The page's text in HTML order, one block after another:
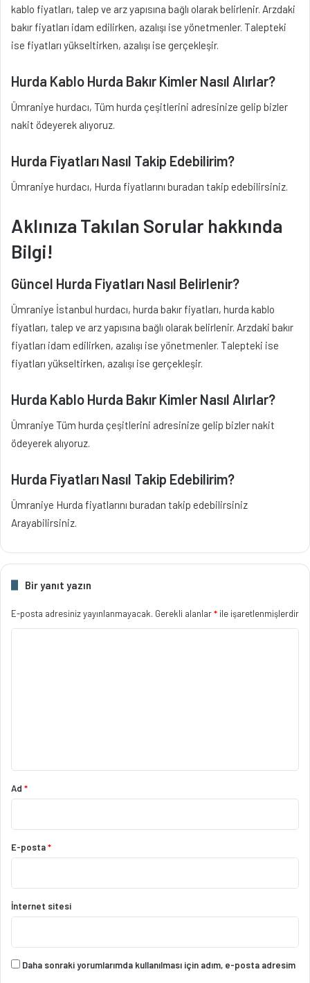
kablo fiyatları, talep ve arz yapısına bağlı olarak belirlenir. Arzdaki
bakır fiyatları idam edilirken, azalışı ise yönetmenler. Talepteki
ise fiyatları yükseltirken, azalışı ise gerçekleşir.
Hurda Kablo Hurda Bakır Kimler Nasıl Alırlar?
Ümraniye hurdacı, Tüm hurda çeşitlerini adresinize gelip bizler
nakit ödeyerek alıyoruz.
Hurda Fiyatları Nasıl Takip Edebilirim?
Ümraniye hurdacı, Hurda fiyatlarını buradan takip edebilirsiniz.
Aklınıza Takılan Sorular hakkında
Bilgi!
Güncel Hurda Fiyatları Nasıl Belirlenir?
Ümraniye İstanbul hurdacı, hurda bakır fiyatları, hurda kablo
fiyatları, talep ve arz yapısına bağlı olarak belirlenir. Arzdaki bakır
fiyatları idam edilirken, azalışı ise yönetmenler. Talepteki ise
fiyatları yükseltirken, azalışı ise gerçekleşir.
Hurda Kablo Hurda Bakır Kimler Nasıl Alırlar?
Ümraniye Tüm hurda çeşitlerini adresinize gelip bizler nakit
ödeyerek alıyoruz.
Hurda Fiyatları Nasıl Takip Edebilirim?
Ümraniye Hurda fiyatlarını buradan takip edebilirsiniz
Arayabilirsiniz.
Bir yanıt yazın
E-posta adresiniz yayınlanmayacak. Gerekli alanlar* ile işaretlenmişlerdir
Ad *
E-posta*
İnternet sitesi
Daha sonraki yorumlarımda kullanılması için adım, e-posta adresim